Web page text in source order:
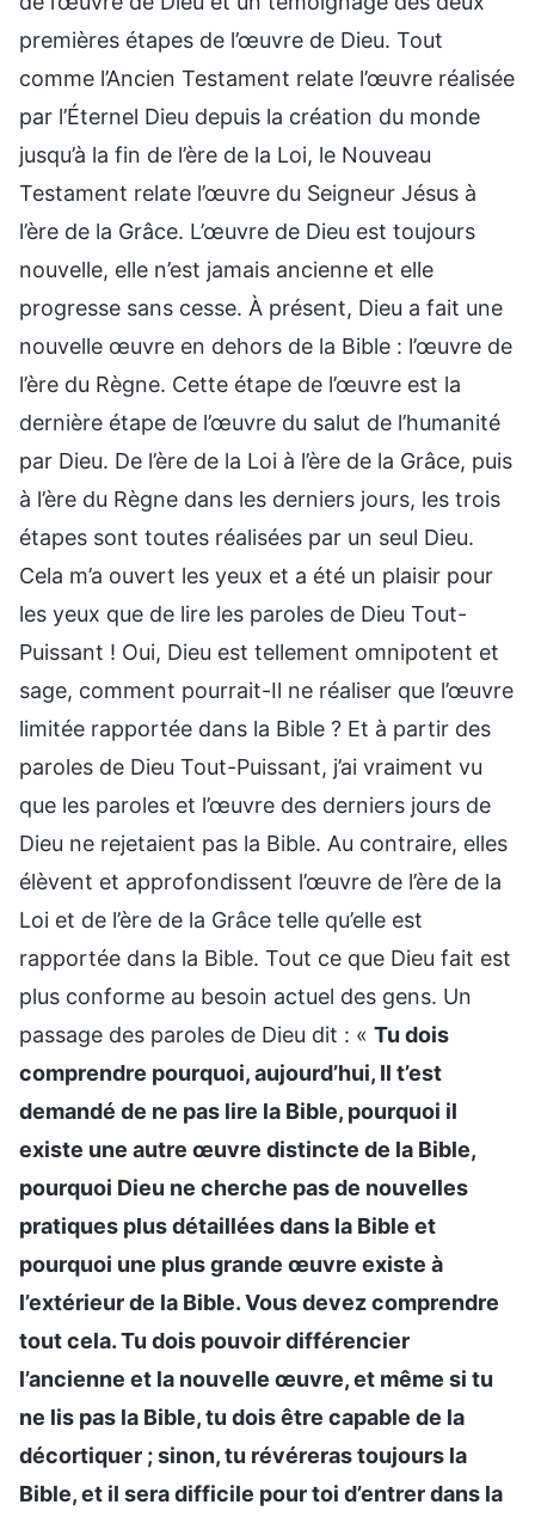
premières étapes de l’œuvre de Dieu. Tout
comme l’Ancien Testament relate l’œuvre réalisée
par l’Éternel Dieu depuis la création du monde
jusqu’à la fin de l’ère de la Loi, le Nouveau
Testament relate l’œuvre du Seigneur Jésus à
l’ère de la Grâce. L’œuvre de Dieu est toujours
nouvelle, elle n’est jamais ancienne et elle
progresse sans cesse. À présent, Dieu a fait une
nouvelle œuvre en dehors de la Bible : l’œuvre de
l’ère du Règne. Cette étape de l’œuvre est la
dernière étape de l’œuvre du salut de l’humanité
par Dieu. De l’ère de la Loi à l’ère de la Grâce, puis
à l’ère du Règne dans les derniers jours, les trois
étapes sont toutes réalisées par un seul Dieu.
Cela m’a ouvert les yeux et a été un plaisir pour
les yeux que de lire les paroles de Dieu Tout-
Puissant ! Oui, Dieu est tellement omnipotent et
sage, comment pourrait-Il ne réaliser que l’œuvre
limitée rapportée dans la Bible ? Et à partir des
paroles de Dieu Tout-Puissant, j’ai vraiment vu
que les paroles et l’œuvre des derniers jours de
Dieu ne rejetaient pas la Bible. Au contraire, elles
élèvent et approfondissent l’œuvre de l’ère de la
Loi et de l’ère de la Grâce telle qu’elle est
rapportée dans la Bible. Tout ce que Dieu fait est
plus conforme au besoin actuel des gens. Un
passage des paroles de Dieu dit : « Tu dois
comprendre pourquoi, aujourd’hui, Il t’est
demandé de ne pas lire la Bible, pourquoi il
existe une autre œuvre distincte de la Bible,
pourquoi Dieu ne cherche pas de nouvelles
pratiques plus détaillées dans la Bible et
pourquoi une plus grande œuvre existe à
l’extérieur de la Bible. Vous devez comprendre
tout cela. Tu dois pouvoir différencier
l’ancienne et la nouvelle œuvre, et même si tu
ne lis pas la Bible, tu dois être capable de la
décortiquer ; sinon, tu révéreras toujours la
Bible, et il sera difficile pour toi d’entrer dans la